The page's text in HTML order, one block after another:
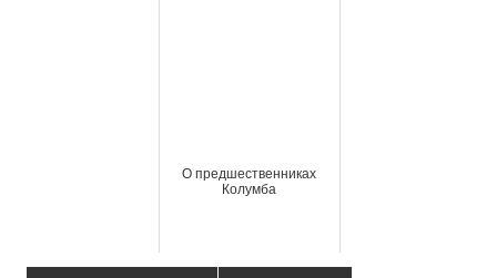
О предшественниках
Колумба